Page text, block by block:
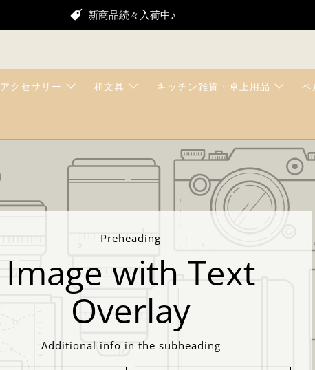
新商品続々入荷中♪
アクセサリー 和文具 キッチン雑貨・卓上用品 ベ
Preheading
Image with Text
Overlay
Additional info in the subheading